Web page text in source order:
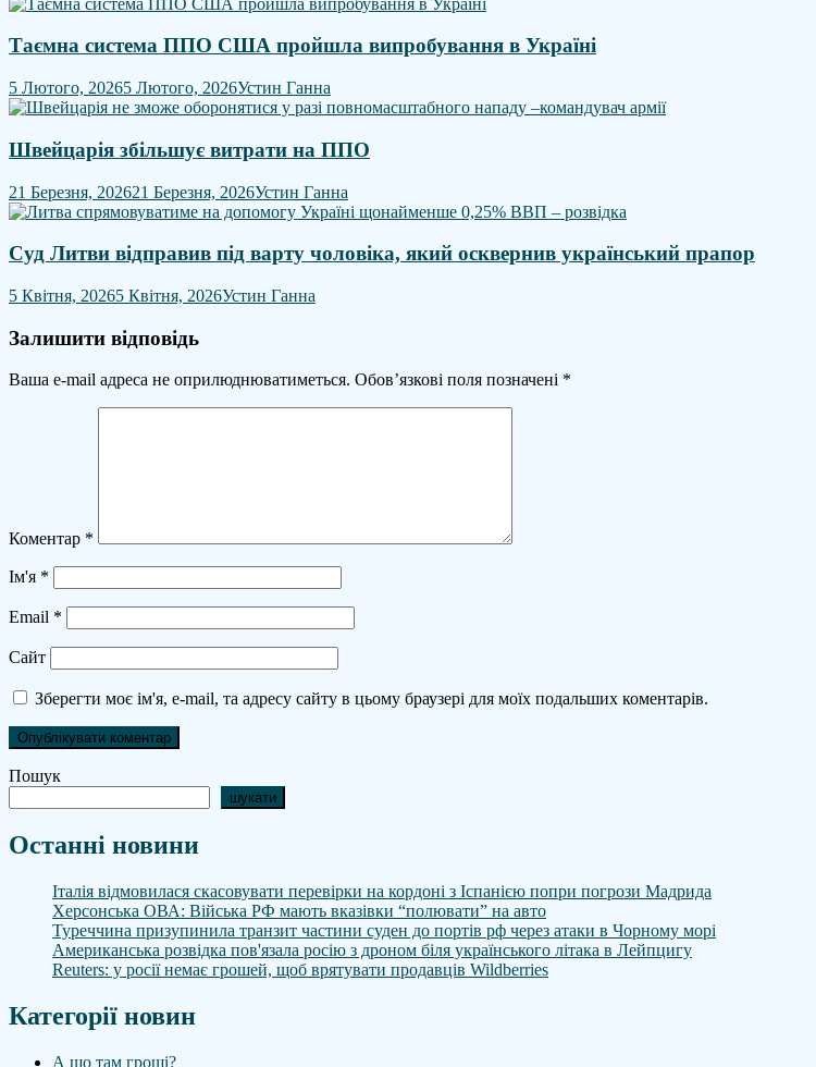
Таємна система ППО США пройшла випробування в Україні
5 Лютого, 20265 Лютого, 2026Устин Ганна
Швейцарія збільшує витрати на ППО
21 Березня, 202621 Березня, 2026Устин Ганна
Суд Литви відправив під варту чоловіка, який осквернив український прапор
5 Квітня, 20265 Квітня, 2026Устин Ганна
Залишити відповідь
Ваша e-mail адреса не оприлюднюватиметься. Обов’язкові поля позначені *
Коментар *
Ім'я *
Email *
Сайт
Зберегти моє ім'я, e-mail, та адресу сайту в цьому браузері для моїх подальших коментарів.
Пошук
шукати
Останні новини
Італія відмовилася скасовувати перевірки на кордоні з Іспанією попри погрози Мадрида
Херсонська ОВА: Війська РФ мають вказівки “полювати” на авто
Туреччина призупинила транзит частини суден до портів рф через атаки в Чорному морі
Американська розвідка пов'язала росію з дроном біля українського літака в Лейпцигу
Reuters: у росії немає грошей, щоб врятувати продавців Wildberries
Категорії новин
А що там гроші?